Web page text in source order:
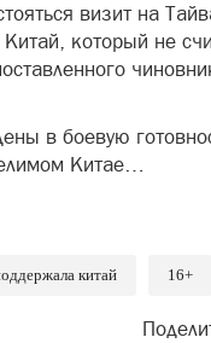
визит на
который не
в боевую
Китае…
китай 16+